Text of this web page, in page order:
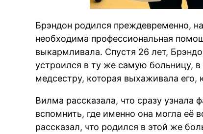
Брэндон родился преждевременно,
необходима профессиональная
выкармливала. Спустя 26 лет,
устроился в ту же самую больницу,
медсестру, которая выхаживала его,
Вилма рассказала, что сразу узнала
вспомнить, где именно она могла её
рассказал, что родился в этой же